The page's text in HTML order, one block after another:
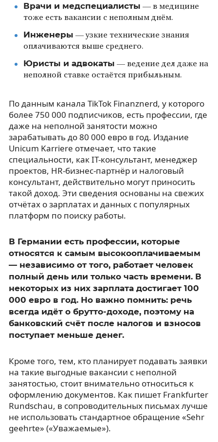
Врачи и медспециалисты — в медицине
тоже есть вакансии с неполным днём.
Инженеры — узкие технические знания
оплачиваются выше среднего.
Юристы и адвокаты — ведение дел даже на
неполной ставке остаётся прибыльным.
По данным канала TikTok Finanznerd, у которого
более 750 000 подписчиков, есть профессии, где
даже на неполной занятости можно
зарабатывать до 80 000 евро в год. Издание
Unicum Karriere отмечает, что такие
специальности, как IT-консультант, менеджер
проектов, HR-бизнес-партнёр и налоговый
консультант, действительно могут приносить
такой доход. Эти сведения основаны на свежих
отчётах о зарплатах и данных с популярных
платформ по поиску работы.
В Германии есть профессии, которые
относятся к самым высокооплачиваемым
— независимо от того, работает человек
полный день или только часть времени. В
некоторых из них зарплата достигает 100
000 евро в год. Но важно помнить: речь
всегда идёт о брутто-доходе, поэтому на
банковский счёт после налогов и взносов
поступает меньше денег.
Кроме того, тем, кто планирует подавать заявки
на такие выгодные вакансии с неполной
занятостью, стоит внимательно относиться к
оформлению документов. Как пишет Frankfurter
Rundschau, в сопроводительных письмах лучше
не использовать стандартное обращение «Sehr
geehrte» («Уважаемые»).